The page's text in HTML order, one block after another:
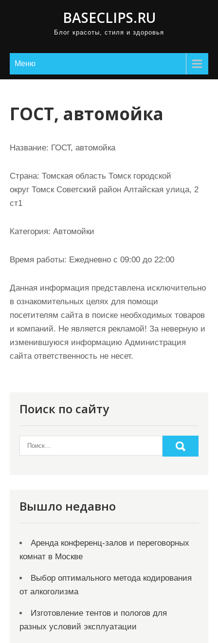
BASECLIPS.RU
Блог красоты, стиля и здоровья
Меню
ГОСТ, автомойка
Название: ГОСТ, автомойка
Страна: Томская область Томск городской
округ Томск Советский район Алтайская улица, 2
ст1
Категория: Автомойки
Время работы: Ежедневно с 09:00 до 22:00
Данная информация представлена исключительно
в ознакомительных целях для помощи
посетителям сайта в поиске необходимых товаров
и компаний. Не является рекламой! За неверную и
изменившуюся информацию Администрация
сайта ответственность не несет.
Поиск по сайту
Вышло недавно
Аренда конференц-залов и переговорных
комнат в Москве
Выбор оптимального метода кодирования
от алкоголизма
Изготовление тентов и пологов для
разных условий эксплуатации